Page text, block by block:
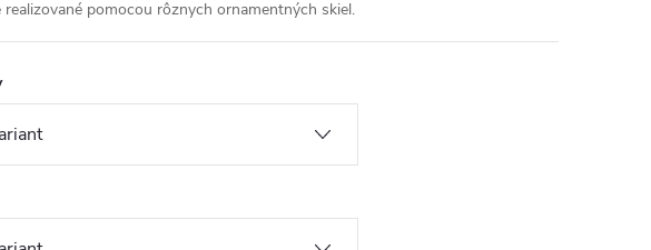
realizované pomocou rôznych ornamentných skiel.